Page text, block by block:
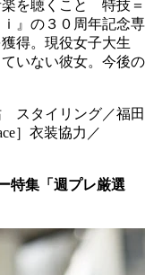
を聴くこと 特技＝
』の３０周年記念専
得。現役女子大生
いない彼女。今後の
スタイリング／福田
］衣装協力／
特集「週プレ厳選